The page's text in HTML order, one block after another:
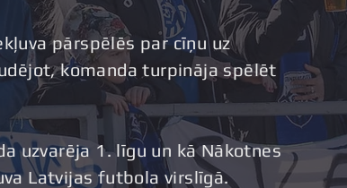
pārspēlēs par cīņu uz
komanda turpināja spēlēt
uzvarēja 1. līgu un kā Nākotnes
Latvijas futbola virslīgā.